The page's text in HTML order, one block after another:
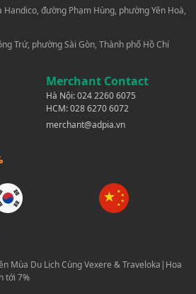
Handico, đường Phạm Hùng, phường Yên Hoà,
Trứ, phường Sài Gòn, Thành phố Hồ Chí
Merchant Contact
Hà Nội:024 2260 6075
HCM:028 6270 6072
merchant@adpia.vn
Mùa Du Lịch Cùng Vexere & Traveloka|Hoa
tới 7%